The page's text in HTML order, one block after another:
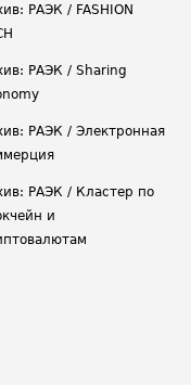
РАЭК / FASHION
РАЭК / Sharing
РАЭК / Электронная
РАЭК / Кластер по
и